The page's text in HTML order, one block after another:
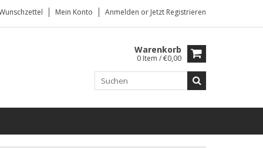
Mein Konto Anmelden or Jetzt Registrieren
Warenkorb
0 Item / €0,00